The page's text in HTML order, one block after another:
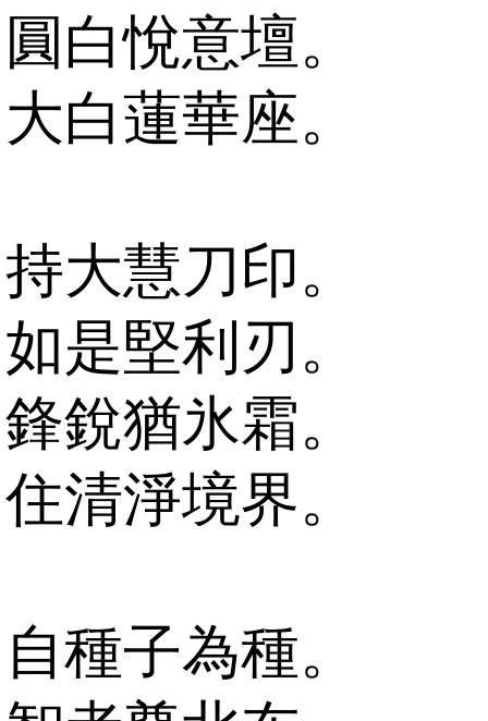
圓白悅意壇。
大白蓮華座。
持大慧刀印。
如是堅利刃。
鋒銳猶氷霜。
住清淨境界。
自種子為種。